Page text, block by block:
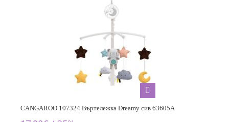
CANGAROO 107324 Въртележка Dreamy сив 63605A